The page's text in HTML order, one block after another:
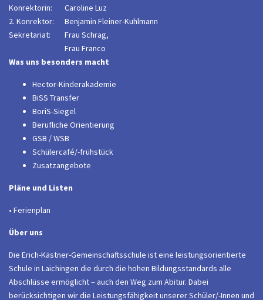
Konrektorin:
Caroline Luz
2. Konrektor:
Benjamin Fleiner-Kuhlmann
Sekretariat:
Frau Schrag,
Frau Franco
Was uns besonders macht
Hector-Kinderakademie
BiSS Transfer
BoriS-Siegel
Berufliche Orientierung
GSB / WSB
Schülercafé/-frühstück
Zusatzangebote
Pläne und Listen
• Ferienplan
Über uns
Die Erich-Kästner-Gemeinschaftsschule ist eine leistungsorientierte
Schule in Laichingen die durch die hohen Bildungsstandards alle
Abschlüsse ermöglicht – auch den Weg zum Abitur. Dabei
berücksichtigen wir die Leistungsfähigkeit unserer Schüler/-Innen und